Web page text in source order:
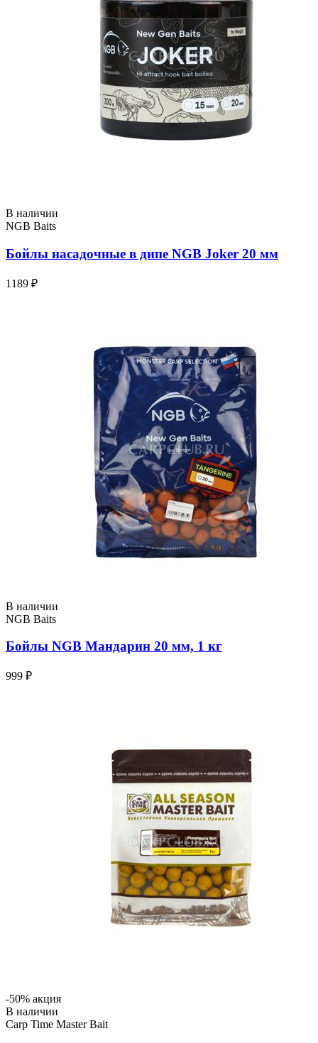
В наличии
NGB Baits
Бойлы насадочные в дипе NGB Joker 20 мм
1189 ₽
В наличии
NGB Baits
Бойлы NGB Мандарин 20 мм, 1 кг
999 ₽
-50% акция
В наличии
Carp Time Master Bait